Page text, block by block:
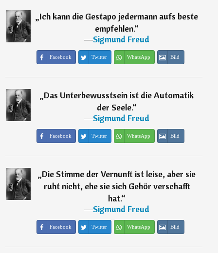
„Ich kann die Gestapo jedermann aufs beste
empfehlen.“
―Sigmund Freud
Facebook Twitter WhatsApp Bild
„Das Unterbewusstsein ist die Automatik
der Seele.“
―Sigmund Freud
Facebook Twitter WhatsApp Bild
„Die Stimme der Vernunft ist leise, aber sie
ruht nicht, ehe sie sich Gehör verschafft
hat.“
―Sigmund Freud
Facebook Twitter WhatsApp Bild